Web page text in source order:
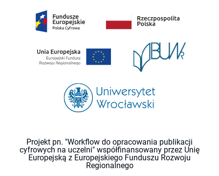
Projekt pn. "Workflow do opracowania publikacji
cyfrowych na uczelni" współfinansowany przez Unię
Europejską z Europejskiego Funduszu Rozwoju
Regionalnego